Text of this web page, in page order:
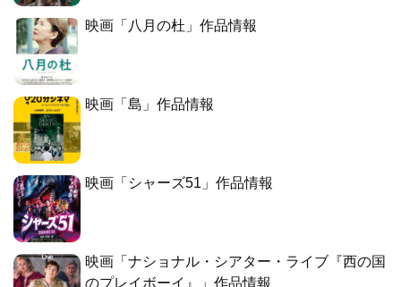
映画「八月の杜」作品情報
映画「島」作品情報
映画「シャーズ51」作品情報
映画「ナショナル・シアター・ライブ『西の国
のプレイボーイ』」作品情報